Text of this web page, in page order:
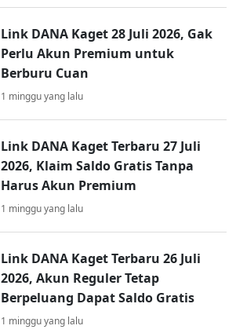
Link DANA Kaget 28 Juli 2026, Gak
Perlu Akun Premium untuk
Berburu Cuan
1 minggu yang lalu
Link DANA Kaget Terbaru 27 Juli
2026, Klaim Saldo Gratis Tanpa
Harus Akun Premium
1 minggu yang lalu
Link DANA Kaget Terbaru 26 Juli
2026, Akun Reguler Tetap
Berpeluang Dapat Saldo Gratis
1 minggu yang lalu